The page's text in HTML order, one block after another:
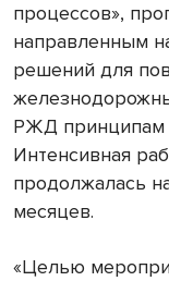
процессов»,
направленным
решений для
РЖД принципам
Интенсивная
продолжалась
месяцев.
«Целью